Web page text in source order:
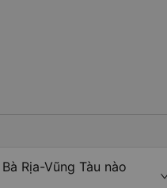
Rịa-Vũng Tàu nào